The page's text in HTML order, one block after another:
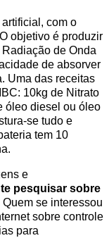
com o
objetivo é produzir
de Onda
de absorver
Uma das receitas
10kg de Nitrato
óleo diesel ou óleo
se tudo e
tem 10
e
pesquisar sobre
Quem se interessou
sobre controle
para